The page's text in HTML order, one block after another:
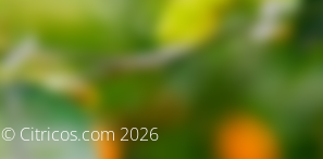
© Citricos.com 2026